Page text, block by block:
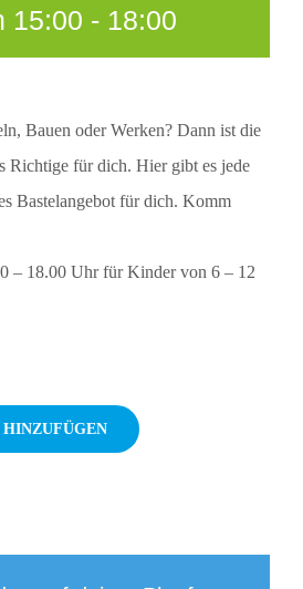
15:00 - 18:00
Bauen oder Werken? Dann ist die
Richtige für dich. Hier gibt es jede
Bastelangebot für dich. Komm
– 18.00 Uhr für Kinder von 6 – 12